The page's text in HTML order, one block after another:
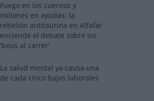
Fuego en los cuernos y
millones en ayudas: la
rebelión antitaurina en Alfafar
enciende el debate sobre los
'bous al carrer'
La salud mental ya causa una
de cada cinco bajas laborales